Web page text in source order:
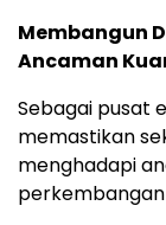
Membangun
Ancaman
Sebagai pusat
memastikan
menghadapi